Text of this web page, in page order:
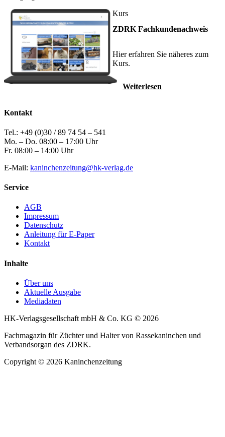
Kurs
ZDRK Fachkundenachweis
Hier erfahren Sie näheres zum
Kurs.
Weiterlesen
Kontakt
Tel.: +49 (0)30 / 89 74 54 – 541
Mo. – Do. 08:00 – 17:00 Uhr
Fr. 08:00 – 14:00 Uhr
E-Mail: kaninchenzeitung@hk-verlag.de
Service
AGB
Impressum
Datenschutz
Anleitung für E-Paper
Kontakt
Inhalte
Über uns
Aktuelle Ausgabe
Mediadaten
HK-Verlagsgesellschaft mbH & Co. KG © 2026
Fachmagazin für Züchter und Halter von Rassekaninchen und
Verbandsorgan des ZDRK.
Copyright © 2026 Kaninchenzeitung